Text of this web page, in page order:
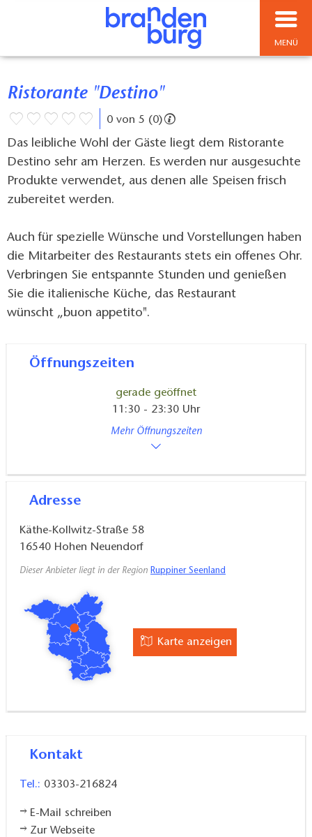
MENÜ
Ristorante "Destino"
0 von 5 (0)
Das leibliche Wohl der Gäste liegt dem Ristorante
Destino sehr am Herzen. Es werden nur ausgesuchte
Produkte verwendet, aus denen alle Speisen frisch
zubereitet werden.
Auch für spezielle Wünsche und Vorstellungen haben
die Mitarbeiter des Restaurants stets ein offenes Ohr.
Verbringen Sie entspannte Stunden und genießen
Sie die italienische Küche, das Restaurant
wünscht „buon appetito".
Öffnungszeiten
gerade geöffnet
11:30 - 23:30 Uhr
Mehr Öffnungszeiten
Adresse
Käthe-Kollwitz-Straße 58
16540 Hohen Neuendorf
Dieser Anbieter liegt in der Region Ruppiner Seenland
Karte anzeigen
Kontakt
Tel.: 03303-216824
E-Mail schreiben
Zur Webseite